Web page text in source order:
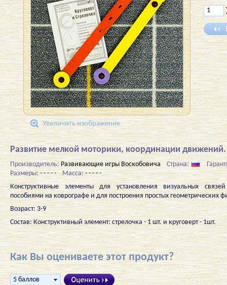
Увеличить изображение
Развитие мелкой моторики, координации движений.
Производитель: Развивающие игры Воскобовича Страна:
Размеры:- - - - - Масса:- - - - -
Конструктивные элементы для установления визуальных
пособиями на коврографе и для построения простых геометрических
Возраст: 3-9
Состав: Конструктивный элемент: стрелочка - 1 шт. и круговерт - 1шт.
Как Вы оцениваете этот продукт?